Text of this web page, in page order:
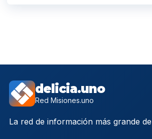
delicia.uno
Red Misiones.uno
La red de información más grande